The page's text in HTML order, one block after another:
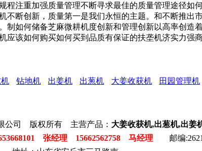
注重加强质量管理不断寻求最佳的质量管理途径如
断创新，质量第一是我们永恒的主题。和不断推出
如何储备芝麻微耕机度创新和管理创新以高率创造
该如何购买如何买到品质有保证的扶垄机济实力强
钻地机 出姜机 出葱机 大姜收获机 田园管理机
公司 版权所有 主营产品： 大姜收获机,出葱机,出姜
张经理 15662562758 马经理 邮编